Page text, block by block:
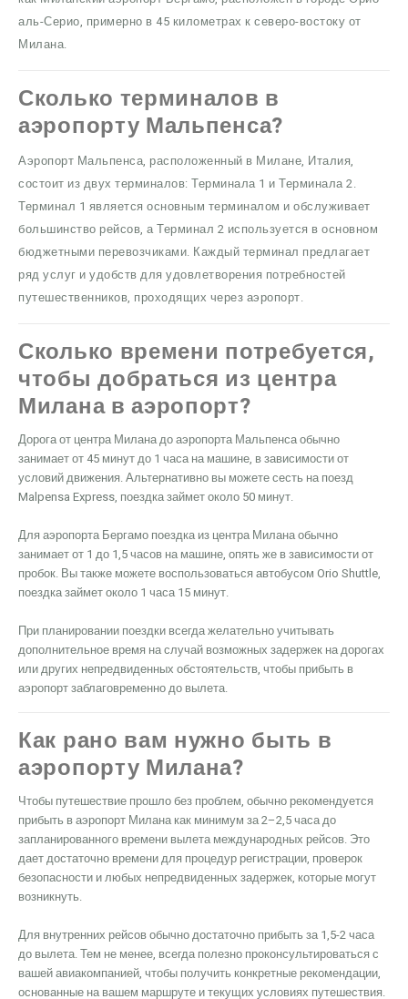
аль-Серио, примерно в 45 километрах к северо-востоку от
Милана.
Сколько терминалов в
аэропорту Мальпенса?
Аэропорт Мальпенса, расположенный в Милане, Италия,
состоит из двух терминалов: Терминала 1 и Терминала 2.
Терминал 1 является основным терминалом и обслуживает
большинство рейсов, а Терминал 2 используется в основном
бюджетными перевозчиками. Каждый терминал предлагает
ряд услуг и удобств для удовлетворения потребностей
путешественников, проходящих через аэропорт.
Сколько времени потребуется,
чтобы добраться из центра
Милана в аэропорт?
Дорога от центра Милана до аэропорта Мальпенса обычно
занимает от 45 минут до 1 часа на машине, в зависимости от
условий движения. Альтернативно вы можете сесть на поезд
Malpensa Express, поездка займет около 50 минут.
Для аэропорта Бергамо поездка из центра Милана обычно
занимает от 1 до 1,5 часов на машине, опять же в зависимости от
пробок. Вы также можете воспользоваться автобусом Orio Shuttle,
поездка займет около 1 часа 15 минут.
При планировании поездки всегда желательно учитывать
дополнительное время на случай возможных задержек на дорогах
или других непредвиденных обстоятельств, чтобы прибыть в
аэропорт заблаговременно до вылета.
Как рано вам нужно быть в
аэропорту Милана?
Чтобы путешествие прошло без проблем, обычно рекомендуется
прибыть в аэропорт Милана как минимум за 2–2,5 часа до
запланированного времени вылета международных рейсов. Это
дает достаточно времени для процедур регистрации, проверок
безопасности и любых непредвиденных задержек, которые могут
возникнуть.
Для внутренних рейсов обычно достаточно прибыть за 1,5-2 часа
до вылета. Тем не менее, всегда полезно проконсультироваться с
вашей авиакомпанией, чтобы получить конкретные рекомендации,
основанные на вашем маршруте и текущих условиях путешествия.